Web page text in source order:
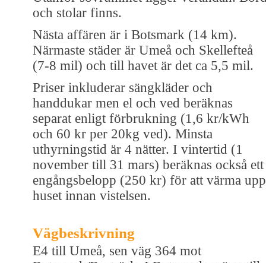
och stolar finns.
Nästa affären är i Botsmark (14 km).
Närmaste städer är Umeå och Skellefteå
(7-8 mil) och till havet är det ca 5,5 mil.
Priser inkluderar sängkläder och
handdukar men el och ved beräknas
separat enligt förbrukning (1,6 kr/kWh
och 60 kr per 20kg ved). Minsta
uthyrningstid är 4 nätter. I vintertid (1
november till 31 mars) beräknas också ett
engångsbelopp (250 kr) för att värma upp
huset innan vistelsen.
Vägbeskrivning
E4 till Umeå, sen väg 364 mot